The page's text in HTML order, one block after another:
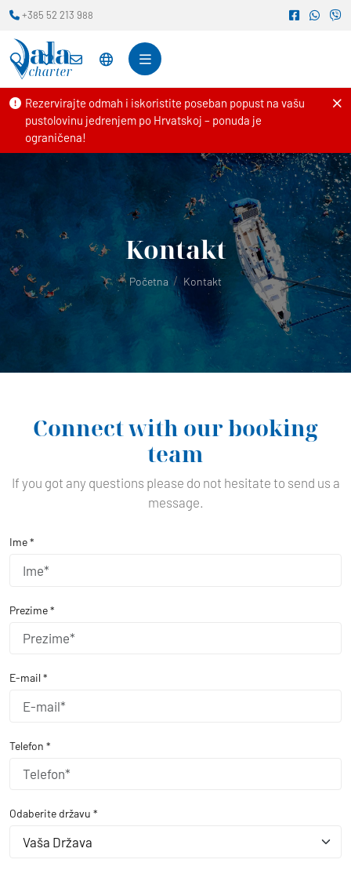
Rezervirajte odmah i iskoristite poseban popust na vašu
pustolovinu jedrenjem po Hrvatskoj – ponuda je
ograničena!
+385 52 213 988
Kontakt
Početna Kontakt
Connect with our booking
team
If you got any questions please do not hesitate to send us a
message.
Ime *
Prezime *
E-mail *
Telefon *
Odaberite državu *
Vaša Država